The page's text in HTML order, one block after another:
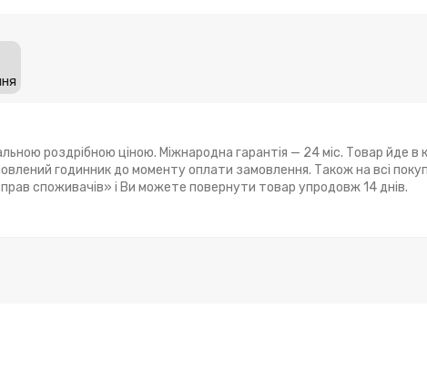
роздрібною ціною. Міжнародна гарантія — 24 міс. Товар йде в
годинник до моменту оплати замовлення. Також на всі
споживачів» і Ви можете повернути товар упродовж 14 днів.